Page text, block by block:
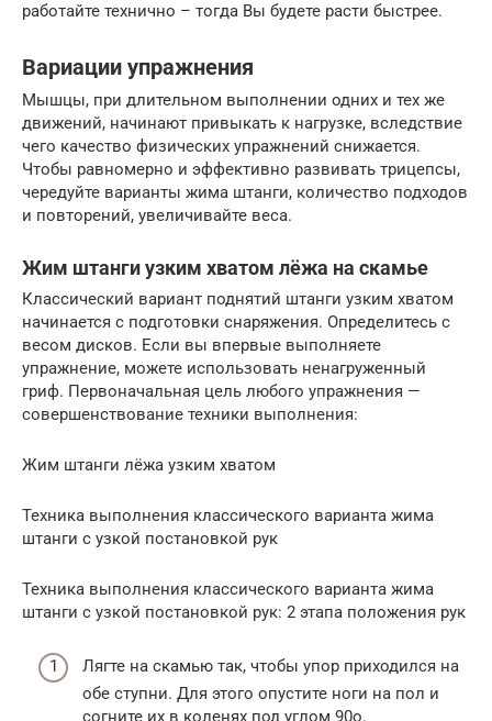
работайте технично – тогда Вы будете расти быстрее.
Вариации упражнения
Мышцы, при длительном выполнении одних и тех же
движений, начинают привыкать к нагрузке, вследствие
чего качество физических упражнений снижается.
Чтобы равномерно и эффективно развивать трицепсы,
чередуйте варианты жима штанги, количество подходов
и повторений, увеличивайте веса.
Жим штанги узким хватом лёжа на скамье
Классический вариант поднятий штанги узким хватом
начинается с подготовки снаряжения. Определитесь с
весом дисков. Если вы впервые выполняете
упражнение, можете использовать ненагруженный
гриф. Первоначальная цель любого упражнения —
совершенствование техники выполнения:
Жим штанги лёжа узким хватом
Техника выполнения классического варианта жима
штанги с узкой постановкой рук
Техника выполнения классического варианта жима
штанги с узкой постановкой рук: 2 этапа положения рук
Лягте на скамью так, чтобы упор приходился на
обе ступни. Для этого опустите ноги на пол и
согните их в коленях под углом 90о.